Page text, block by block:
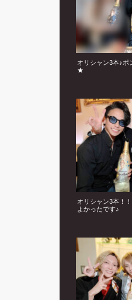
オリシャン3本♪ポ
★
オリシャン3本！
よかったです♪